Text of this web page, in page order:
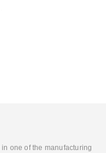
one of the manufacturing